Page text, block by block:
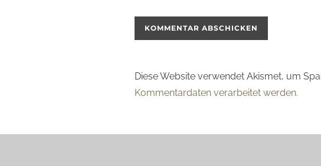
Diese Website verwendet Akismet, um
Kommentardaten verarbeitet werden.